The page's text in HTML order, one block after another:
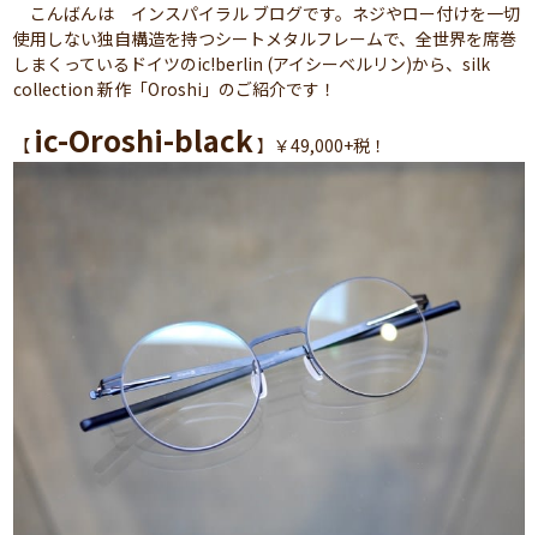
こんばんは インスパイラル ブログです。ネジやロー付けを一切
使用しない独自構造を持つシートメタルフレームで、全世界を席巻
しまくっているドイツのic!berlin (アイシーベルリン)から、silk
collection 新作「Oroshi」のご紹介です！
【 ic-Oroshi-black】￥49,000+税！